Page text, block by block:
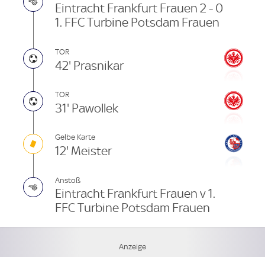
Eintracht Frankfurt Frauen 2 - 0
1. FFC Turbine Potsdam Frauen
TOR
42' Prasnikar
TOR
31' Pawollek
Gelbe Karte
12' Meister
Anstoß
Eintracht Frankfurt Frauen v 1.
FFC Turbine Potsdam Frauen